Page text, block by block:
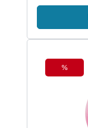
Rabatt
%